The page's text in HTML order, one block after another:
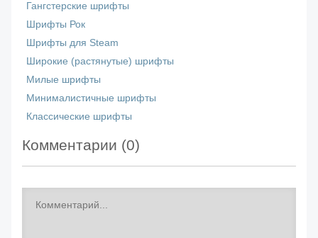
Гангстерские шрифты
Шрифты Рок
Шрифты для Steam
Широкие (растянутые) шрифты
Милые шрифты
Минималистичные шрифты
Классические шрифты
Комментарии (0)